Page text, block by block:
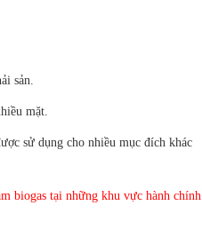
sản.
mặt.
sử dụng cho nhiều mục đích khác
biogas tại những khu vực hành chính